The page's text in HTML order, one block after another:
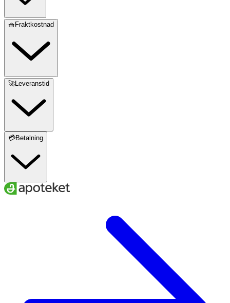
🧺Fraktkostnad
🚀Leveranstid
💳Betalning